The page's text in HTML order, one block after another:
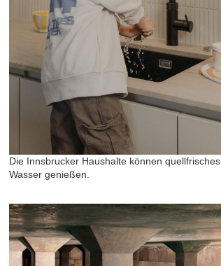
Die Innsbrucker Haushalte können quellfrisches
Wasser genießen.